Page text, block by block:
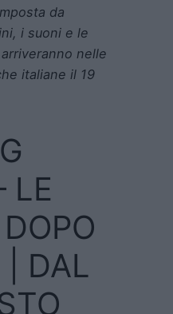
da
i suoni e le
nelle
italiane il 19
LE
| DAL